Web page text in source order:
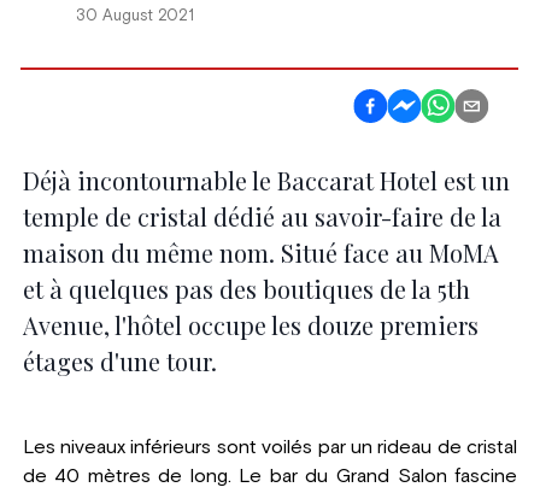
30 August 2021
Déjà incontournable le Baccarat Hotel est un
temple de cristal dédié au savoir-faire de la
maison du même nom. Situé face au MoMA
et à quelques pas des boutiques de la 5th
Avenue, l'hôtel occupe les douze premiers
étages d'une tour.
Les niveaux inférieurs sont voilés par un rideau de cristal
de 40 mètres de long. Le bar du Grand Salon fascine